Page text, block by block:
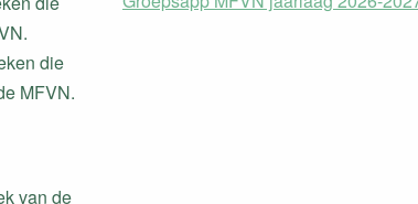
die
MFVN.
van de